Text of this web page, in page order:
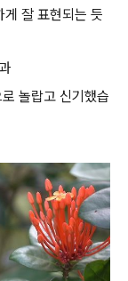
잘 표현되는 듯
놀랍고 신기했습